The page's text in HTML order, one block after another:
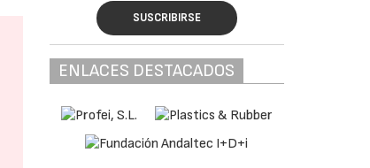
SUSCRIBIRSE
ENLACES DESTACADOS